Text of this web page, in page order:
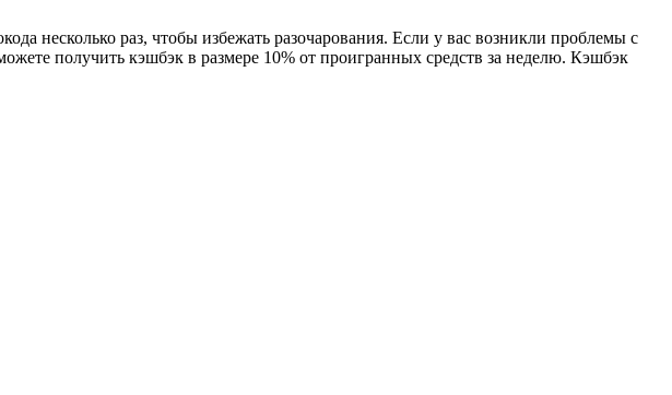
несколько раз, чтобы избежать разочарования. Если у вас возникли проблемы с
получить кэшбэк в размере 10% от проигранных средств за неделю. Кэшбэк